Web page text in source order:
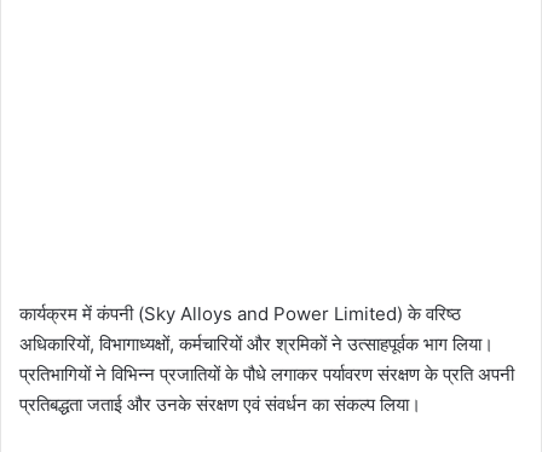
कार्यक्रम में कंपनी (Sky Alloys and Power Limited) के वरिष्ठ
अधिकारियों, विभागाध्यक्षों, कर्मचारियों और श्रमिकों ने उत्साहपूर्वक भाग लिया।
प्रतिभागियों ने विभिन्न प्रजातियों के पौधे लगाकर पर्यावरण संरक्षण के प्रति अपनी
प्रतिबद्धता जताई और उनके संरक्षण एवं संवर्धन का संकल्प लिया।